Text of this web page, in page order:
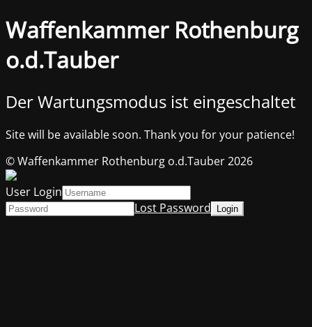
Waffenkammer Rothenburg
o.d.Tauber
Der Wartungsmodus ist eingeschaltet
Site will be available soon. Thank you for your patience!
© Waffenkammer Rothenburg o.d.Tauber 2026
User Login
Lost Password